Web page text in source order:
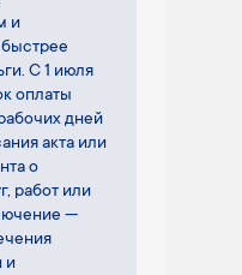
и
С 1 июля
оплаты
дней
акта или
о
работ или
—
и